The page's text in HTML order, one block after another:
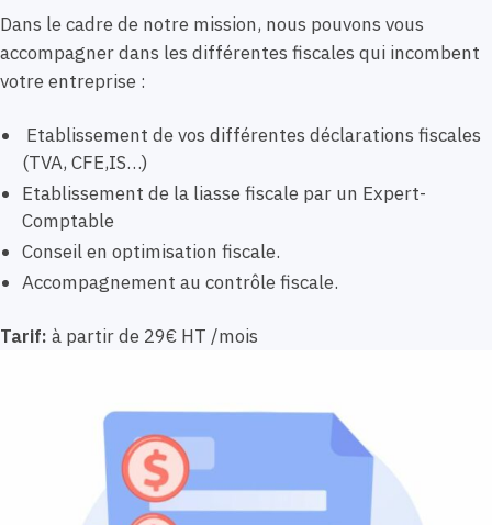
Dans le cadre de notre mission, nous pouvons vous
accompagner dans les différentes fiscales qui incombent
votre entreprise :
Etablissement de vos différentes déclarations fiscales
(TVA, CFE,IS…)
Etablissement de la liasse fiscale par un Expert-
Comptable
Conseil en optimisation fiscale.
Accompagnement au contrôle fiscale.
Tarif: à partir de 29€ HT /mois